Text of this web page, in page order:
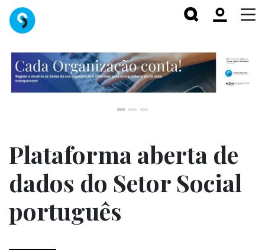
Plataforma aberta de
dados do Setor Social
português